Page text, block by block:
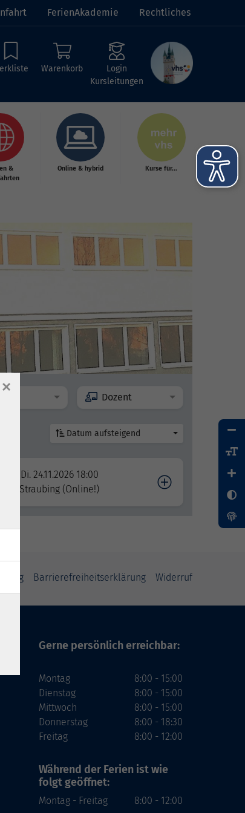
FerienAkademie Rechtliches
Warenkorb
Login
Kursleitungen
&
Online & hybrid Kurse für...
Dozent
Datum aufsteigend
Di. 24.11.2026 18:00
Straubing (Online!)
Barrierefreiheitserklärung Widerruf
Gerne persönlich erreichbar:
Montag
Dienstag
Mittwoch
Donnerstag
Freitag
8:00 - 15:00
8:00 - 15:00
8:00 - 15:00
8:00 - 18:30
8:00 - 12:00
Während der Ferien ist wie
folgt geöffnet:
Montag - Freitag 8:00 - 12:00
×